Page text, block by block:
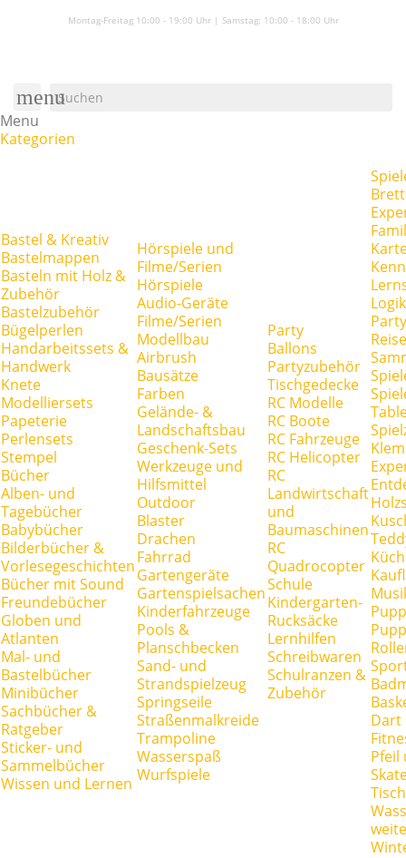
Montag-Freitag 10:00 - 19:00 Uhr | Samstag: 10:00 - 18:00 Uhr
menu
Menu
Kategorien
Bastel & Kreativ
Bastelmappen
Basteln mit Holz &
Zubehör
Bastelzubehör
Bügelperlen
Handarbeitssets &
Handwerk
Knete
Modelliersets
Papeterie
Perlensets
Stempel
Bücher
Alben- und
Tagebücher
Babybücher
Bilderbücher &
Vorlesegeschichten
Bücher mit Sound
Freundebücher
Globen und
Atlanten
Mal- und
Bastelbücher
Minibücher
Sachbücher &
Ratgeber
Sticker- und
Sammelbücher
Wissen und Lernen
Hörspiele und
Filme/Serien
Hörspiele
Audio-Geräte
Filme/Serien
Modellbau
Airbrush
Bausätze
Farben
Gelände- &
Landschaftsbau
Geschenk-Sets
Werkzeuge und
Hilfsmittel
Outdoor
Blaster
Drachen
Fahrrad
Gartengeräte
Gartenspielsachen
Kinderfahrzeuge
Pools &
Planschbecken
Sand- und
Strandspielzeug
Springseile
Straßenmalkreide
Trampoline
Wasserspaß
Wurfspiele
Party
Ballons
Partyzubehör
Tischgedecke
RC Modelle
RC Boote
RC Fahrzeuge
RC Helicopter
RC
Landwirtschaft
und
Baumaschinen
RC
Quadrocopter
Schule
Kindergarten-
Rucksäcke
Lernhilfen
Schreibwaren
Schulranzen &
Zubehör
Dart
Pfeil